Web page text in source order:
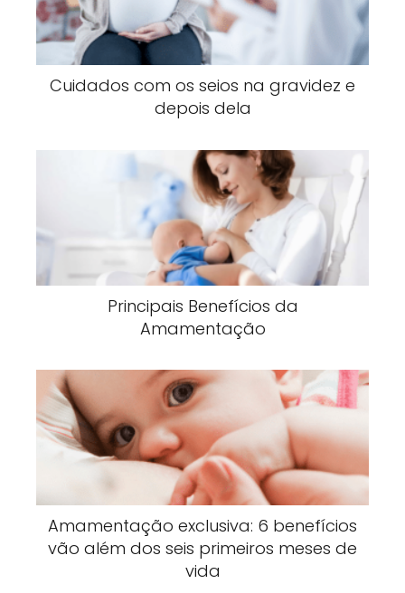
Cuidados com os seios na gravidez e
depois dela
Principais Benefícios da
Amamentação
Amamentação exclusiva: 6 benefícios
vão além dos seis primeiros meses de
vida